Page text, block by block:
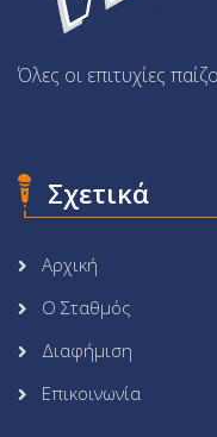
Όλες οι επιτυχίες
Σχετικά
Αρχική
Ο Σταθμός
Διαφήμιση
Επικοινωνία